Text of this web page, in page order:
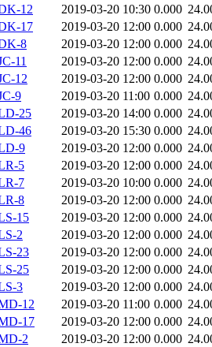
12
2019-03-20 10:30 0.000
17
2019-03-20 12:00 0.000
8
2019-03-20 12:00 0.000
11
2019-03-20 12:00 0.000
12
2019-03-20 12:00 0.000
9
2019-03-20 11:00 0.000
25
2019-03-20 14:00 0.000
46
2019-03-20 15:30 0.000
9
2019-03-20 12:00 0.000
5
2019-03-20 12:00 0.000
7
2019-03-20 10:00 0.000
8
2019-03-20 12:00 0.000
15
2019-03-20 12:00 0.000
2
2019-03-20 12:00 0.000
23
2019-03-20 12:00 0.000
25
2019-03-20 12:00 0.000
3
2019-03-20 12:00 0.000
12
2019-03-20 11:00 0.000
17
2019-03-20 12:00 0.000
2
2019-03-20 12:00 0.000